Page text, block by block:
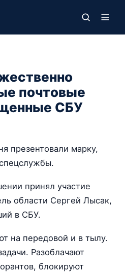
почтовые
СБУ
презентовали марку,
принял участие
области Сергей Лысак,
в СБУ.
на передовой и в тылу.
Разоблачают
блокируют